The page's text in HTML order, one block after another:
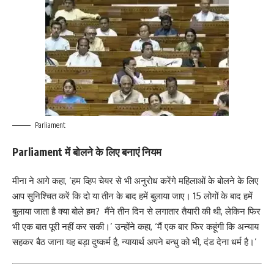
Parliament
Parliament में बोलने के लिए बनाएं नियम
मीना ने आगे कहा, ‘हम व्हिप चेयर से भी अनुरोध करेंगे महिलाओं के बोलने के लिए
आप सुनिश्चित करें कि दो या तीन के बाद हमें बुलाया जाए। 15 लोगों के बाद हमें
बुलाया जाता है क्या बोले हम? मैंने तीन दिन से लगातार तैयारी की थी, लेकिन फिर
भी एक बात पूरी नहीं कर सकी।’ उन्होंने कहा, ‘मैं एक बार फिर कहूंगी कि अन्याय
सहकर बैठ जाना यह बड़ा दुष्कर्म है, न्यायार्थ अपने बन्धु को भी, दंड देना धर्म है।’